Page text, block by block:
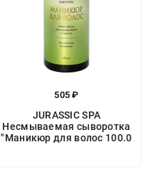
505 ₽
JURASSIC SPA
Несмываемая сыворотка
"Маникюр для волос 100.0